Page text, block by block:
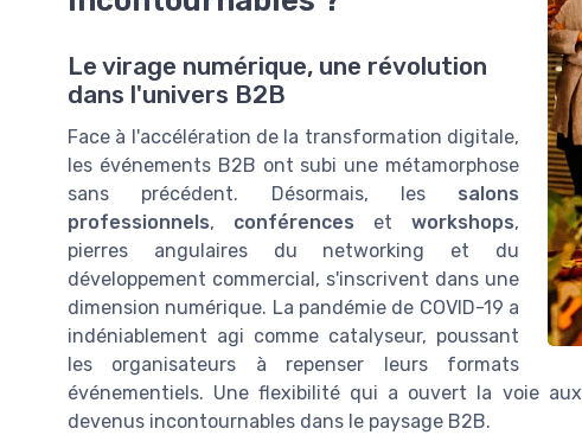
Le virage numérique, une révolution
dans l'univers B2B
Face à l'accélération de la transformation digitale,
les événements B2B ont subi une métamorphose
sans précédent. Désormais, les salons
professionnels, conférences et workshops,
pierres angulaires du networking et du
développement commercial, s'inscrivent dans une
dimension numérique. La pandémie de COVID-19 a
indéniablement agi comme catalyseur, poussant
les organisateurs à repenser leurs formats
événementiels. Une flexibilité qui a ouvert la voie aux
devenus incontournables dans le paysage B2B.